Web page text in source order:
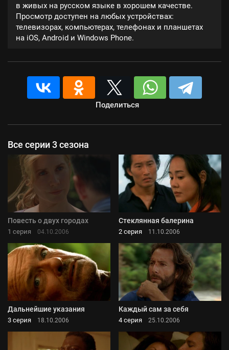
в живых на русском языке в хорошем качестве.
Просмотр доступен на любых устройствах:
телевизорах, компьютерах, телефонах и планшетах
на iOS, Android и Windows Phone.
Поделиться
Все серии 3 сезона
Повесть о двух городах
1 серия 04.10.2006
Стеклянная балерина
2 серия 11.10.2006
Дальнейшие указания
3 серия 18.10.2006
Каждый сам за себя
4 серия 25.10.2006